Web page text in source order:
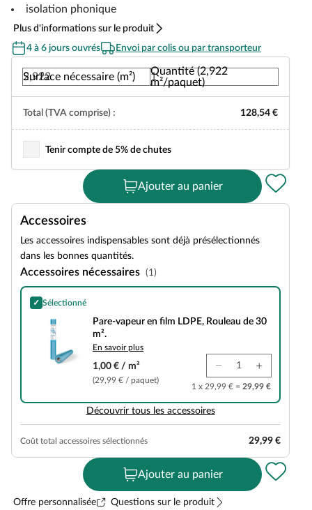
isolation phonique
Plus d'informations sur le produit
4 à 6 jours ouvrés
Envoi par colis ou par transporteur
Surface nécessaire (m²)
Quantité (2,922
m²/paquet)
Total (TVA comprise) : 128,54 €
Tenir compte de 5% de chutes
Ajouter au panier
Accessoires
Les accessoires indispensables sont déjà présélectionnés
dans les bonnes quantités.
Accessoires nécessaires (1)
✓ Sélectionné
Pare-vapeur en film LDPE, Rouleau de 30 m².
Pare-vapeur en film LDPE, Rouleau de 30
m².
En savoir plus
1,00 € / m²
(29,99 € / paquet)
1 x 29,99 € = 29,99 €
Découvrir tous les accessoires
Coût total accessoires sélectionnés 29,99 €
Ajouter au panier
Offre personnalisée Questions sur le produit